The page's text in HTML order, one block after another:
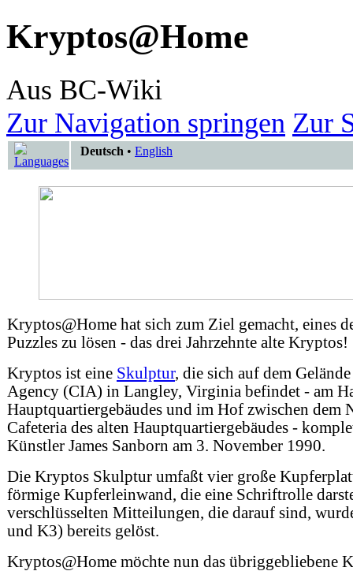
Kryptos@Home
Aus BC-Wiki
Zur Navigation springen Zur
Deutsch • English
Kryptos@Home hat sich zum Ziel gemacht, eines
Puzzles zu lösen - das drei Jahrzehnte alte Kryptos!
Kryptos ist eine Skulptur, die sich auf dem
Agency (CIA) in Langley, Virginia befindet - am
Hauptquartiergebäudes und im Hof zwischen dem
Cafeteria des alten Hauptquartiergebäudes -
Künstler James Sanborn am 3. November 1990.
Die Kryptos Skulptur umfaßt vier große
förmige Kupferleinwand, die eine Schriftrolle
verschlüsselten Mitteilungen, die darauf sind,
und K3) bereits gelöst.
Kryptos@Home möchte nun das übriggebliebene